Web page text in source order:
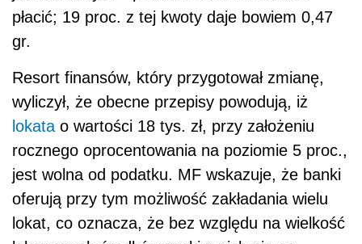
płacić; 19 proc. z tej kwoty daje bowiem 0,47
gr.
Resort finansów, który przygotował zmianę,
wyliczył, że obecne przepisy powodują, iż
lokata o wartości 18 tys. zł, przy założeniu
rocznego oprocentowania na poziomie 5 proc.,
jest wolna od podatku. MF wskazuje, że banki
oferują przy tym możliwość zakładania wielu
lokat, co oznacza, że bez względu na wielkość